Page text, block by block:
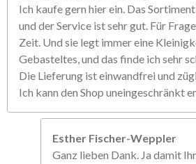
Ich kaufe gern hier ein. Das
und der Service ist sehr gut. Für
Zeit. Und sie legt immer eine
Gebasteltes, und das finde ich sehr
Die Lieferung ist einwandfrei und
Ich kann den Shop uneingeschränkt
Esther Fischer-Weppler
Ganz lieben Dank. Ja damit